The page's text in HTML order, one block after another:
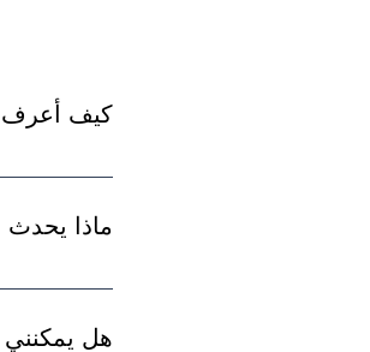
كيف أعرف
قد تتضمن بعض
ماذا يحدث
سنحقق في
هل يمكنني